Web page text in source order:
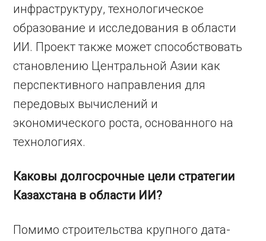
инфраструктуру, технологическое
образование и исследования в области
ИИ. Проект также может способствовать
становлению Центральной Азии как
перспективного направления для
передовых вычислений и
экономического роста, основанного на
технологиях.
Каковы долгосрочные цели стратегии
Казахстана в области ИИ?
Помимо строительства крупного дата-